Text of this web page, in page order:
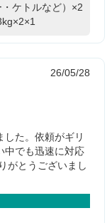
ケトルなど）×2
26/05/28
した。依頼がギリ
中でも迅速に対応
がとうございまし